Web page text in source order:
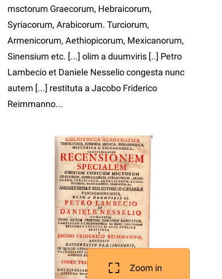
msctorum Graecorum, Hebraicorum,
Syriacorum, Arabicorum. Turciorum,
Armenicorum, Aethiopicorum, Mexicanorum,
Sinensium etc. [...] olim a duumviris [..] Petro
Lambecio et Daniele Nesselio congesta nunc
autem [...] restituta a Jacobo Friderico
Reimmanno...
Zoom in